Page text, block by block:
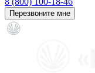
Перезвоните мне